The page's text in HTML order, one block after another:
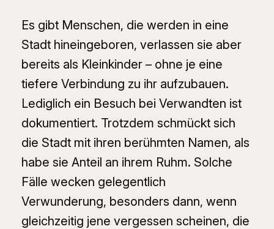
Es gibt Menschen, die werden in eine
Stadt hineingeboren, verlassen sie aber
bereits als Kleinkinder – ohne je eine
tiefere Verbindung zu ihr aufzubauen.
Lediglich ein Besuch bei Verwandten ist
dokumentiert. Trotzdem schmückt sich
die Stadt mit ihren berühmten Namen, als
habe sie Anteil an ihrem Ruhm. Solche
Fälle wecken gelegentlich
Verwunderung, besonders dann, wenn
gleichzeitig jene vergessen scheinen, die